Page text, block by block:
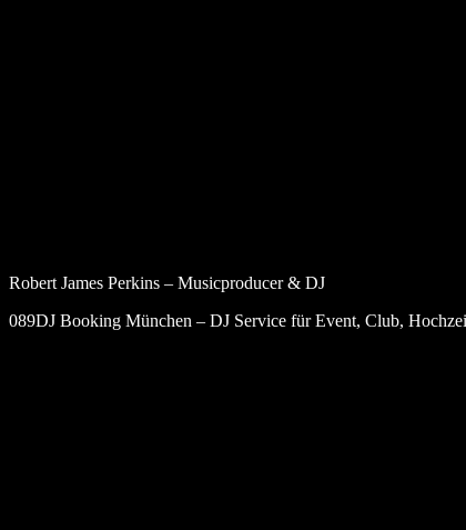
Robert James Perkins – Musicproducer & DJ
089DJ Booking München – DJ Service für Event, Club,